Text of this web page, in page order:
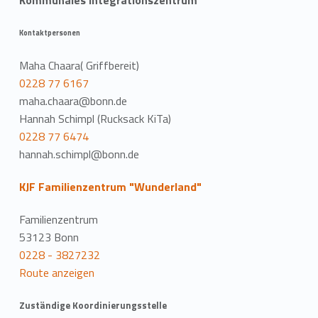
Kontaktpersonen
Maha Chaara( Griffbereit)
0228 77 6167
maha.chaara@bonn.de
Hannah Schimpl (Rucksack KiTa)
0228 77 6474
hannah.schimpl@bonn.de
KJF Familienzentrum "Wunderland"
Familienzentrum
53123 Bonn
0228 - 3827232
Route anzeigen
Zuständige Koordinierungsstelle